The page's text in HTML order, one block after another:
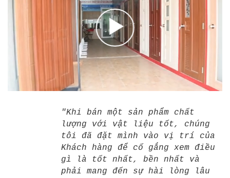
"Khi bán một sản phẩm chất
lượng với vật liệu tốt, chúng
tôi đã đặt mình vào vị trí của
Khách hàng để cố gắng xem điều
gì là tốt nhất, bền nhất và
phải mang đến sự hài lòng lâu